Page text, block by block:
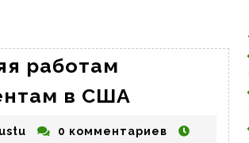
работам
в США
студентам
qustu0 комментариев